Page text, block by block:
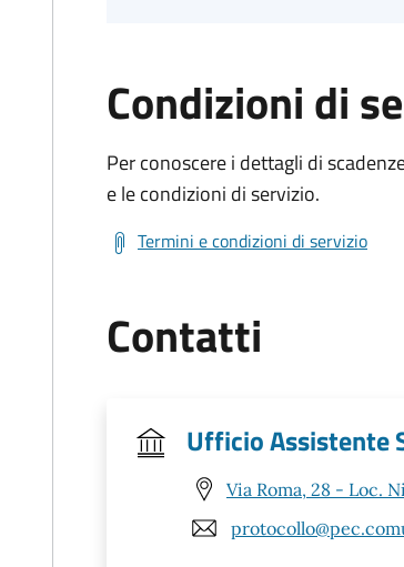
Condizioni di
Per conoscere i dettagli di
e le condizioni di servizio.
Termini e condizioni di servizio
Contatti
Ufficio Assistente
Via Roma, 28 - Loc.